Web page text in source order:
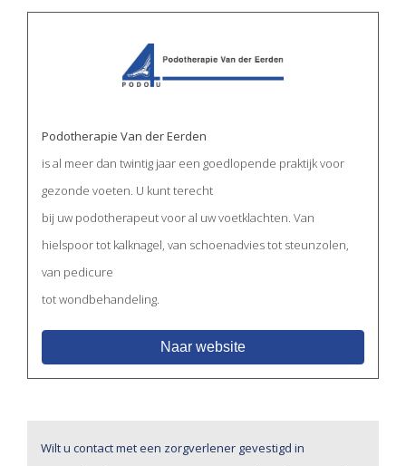
Podotherapie Van der Eerden
is al meer dan twintig jaar een goedlopende praktijk voor
gezonde voeten. U kunt terecht
bij uw podotherapeut voor al uw voetklachten. Van
hielspoor tot kalknagel, van schoenadvies tot steunzolen,
van pedicure
tot wondbehandeling.
Naar website
Wilt u contact met een zorgverlener gevestigd in